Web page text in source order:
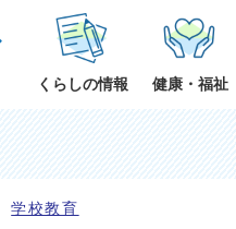
くらしの情報 健康・福祉
学校教育